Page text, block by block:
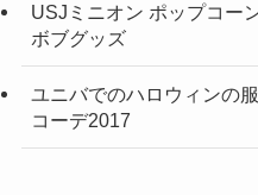
USJミニオン ポップコー
ボブグッズ
ユニバでのハロウィンの
コーデ2017